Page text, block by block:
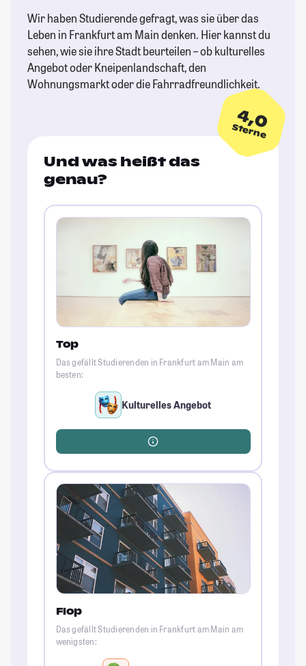
Wir haben Studierende gefragt, was sie über das
Leben in Frankfurt am Main denken. Hier kannst du
sehen, wie sie ihre Stadt beurteilen – ob kulturelles
Angebot oder Kneipenlandschaft, den
Wohnungsmarkt oder die Fahrradfreundlichkeit.
4,0
Sterne
Und was heißt das
genau?
Top
Das gefällt Studierenden in Frankfurt am Main am
besten:
Kulturelles Angebot
Flop
Das gefällt Studierenden in Frankfurt am Main am
wenigsten: